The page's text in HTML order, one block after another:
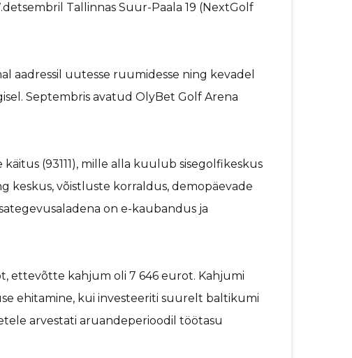
Tallinnas Suur-Paala 19 (NextGolf
aadressil uutesse ruumidesse ning kevadel
Septembris avatud OlyBet Golf Arena
(93111), mille alla kuulub sisegolfikeskus
keskus, võistluste korraldus, demopäevade
on e-kaubandus ja
ettevõtte kahjum oli 7 646 eurot. Kahjumi
ehitamine, kui investeeriti suurelt baltikumi
arvestati aruandeperioodil töötasu